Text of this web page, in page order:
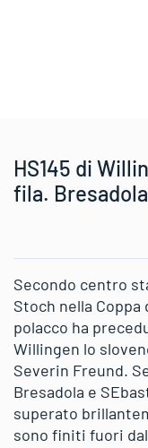
HS145 di
fila.
Secondo centro
Stoch nella
polacco ha
Willingen lo
Severin Freund.
Bresadola e
superato
sono finiti fuori